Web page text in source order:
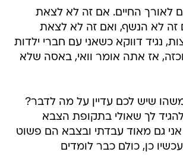
לאורך החיים. אם זה לא לצאת
זה לא הנשף, ואם זה לא לצאת
נגיד דווקא כשאני עם חברי ילדות
וכזה, אז אתה אומר וואי, באסה שלא
שיש לכם עדיין על מה לדבר?
להגיד לך שאולי בתקופת הצבא
גם מאוד עבדתי ובצבא הם פשוט
כן, כולם כבר לומדים